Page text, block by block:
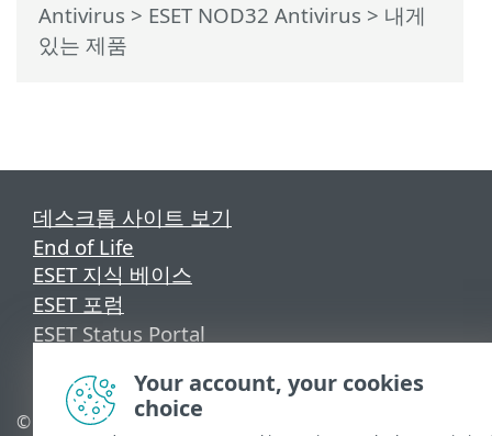
Antivirus > ESET NOD32 Antivirus > 내게
있는 제품
데스크톱 사이트 보기
End of Life
ESET 지식 베이스
ESET 포럼
ESET Status Portal
© 1992 - 2025 ESET, spol. s
Your account, your cookies
choice